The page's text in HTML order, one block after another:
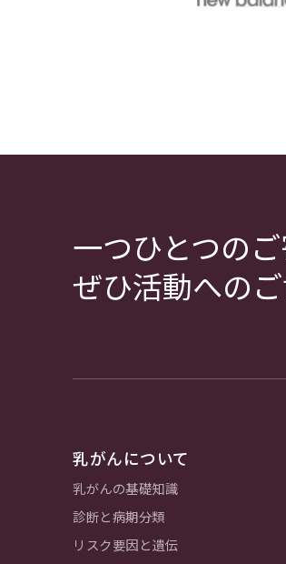
一つひとつの
ぜひ活動へのご
乳がんについて
乳がんの基礎知識
診断と病期分類
リスク要因と遺伝